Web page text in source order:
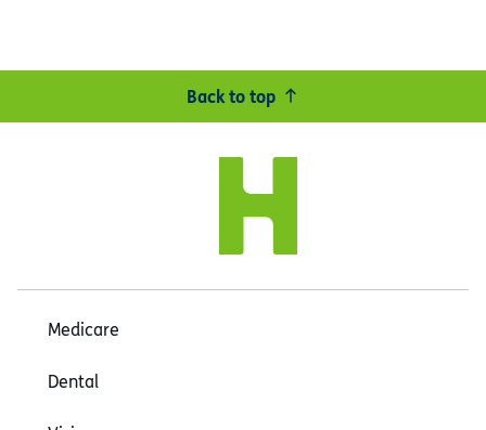
Back to top
Medicare
Dental